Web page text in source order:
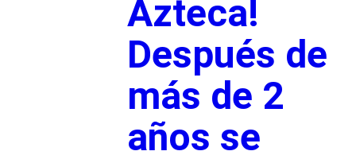
Azteca!
Después de
más de 2
años se